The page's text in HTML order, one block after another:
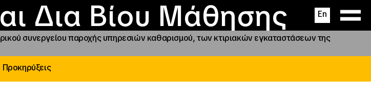
Δια Βίου Μάθησης En
και δράσεις
Εστίες
αιγίδας
Νέα
συνεργείου παροχής υπηρεσιών καθαρισμού, των κτιριακών εγκαταστάσεων της
Προκηρύξεις